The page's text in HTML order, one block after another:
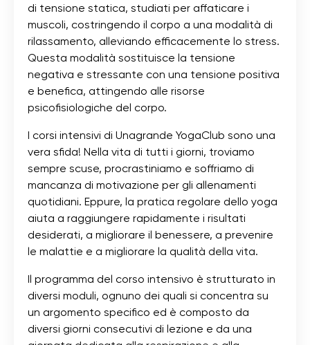
di tensione statica, studiati per affaticare i
muscoli, costringendo il corpo a una modalità di
rilassamento, alleviando efficacemente lo stress.
Questa modalità sostituisce la tensione
negativa e stressante con una tensione positiva
e benefica, attingendo alle risorse
psicofisiologiche del corpo.
I corsi intensivi di Unagrande YogaClub sono una
vera sfida! Nella vita di tutti i giorni, troviamo
sempre scuse, procrastiniamo e soffriamo di
mancanza di motivazione per gli allenamenti
quotidiani. Eppure, la pratica regolare dello yoga
aiuta a raggiungere rapidamente i risultati
desiderati, a migliorare il benessere, a prevenire
le malattie e a migliorare la qualità della vita.
Il programma del corso intensivo è strutturato in
diversi moduli, ognuno dei quali si concentra su
un argomento specifico ed è composto da
diversi giorni consecutivi di lezione e da una